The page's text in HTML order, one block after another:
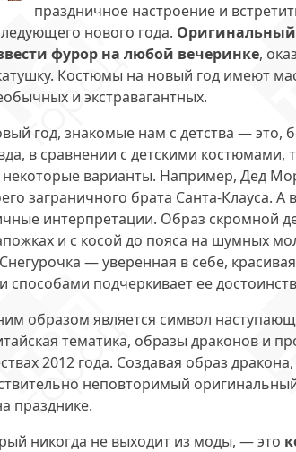
праздничное настроение и
нового года.
фурор на любой вечеринке,
Костюмы на новый год имеют
и экстравагантных.
год, знакомые нам с детства — это,
в сравнении с детскими костюмами,
варианты. Например, Дед
заграничного брата Санта-Клауса. А
интерпретации. Образ скромной
и с косой до пояса на шумных
— уверенная в себе,
подчеркивает ее
образом является символ
тематика, образы драконов и
2012 года. Создавая образ
неповторимый
празднике.
никогда не выходит из моды, — это